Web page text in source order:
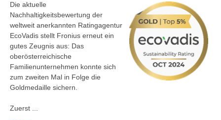
Die aktuelle
Nachhaltigkeitsbewertung der
weltweit anerkannten Ratingagentur
EcoVadis stellt Fronius erneut ein
gutes Zeugnis aus: Das
oberösterreichische
Familienunternehmen konnte sich
zum zweiten Mal in Folge die
Goldmedaille sichern.
Zuerst ...